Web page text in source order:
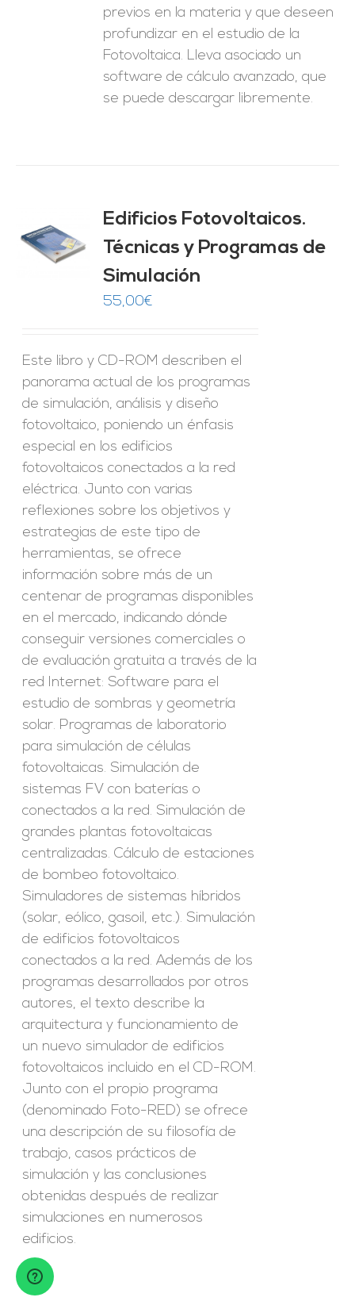
previos en la materia y que deseen
profundizar en el estudio de la
Fotovoltaica. Lleva asociado un
software de cálculo avanzado, que
se puede descargar libremente.
Edificios Fotovoltaicos.
Técnicas y Programas de
Simulación
55,00€
Este libro y CD-ROM describen el
panorama actual de los programas
de simulación, análisis y diseño
fotovoltaico, poniendo un énfasis
especial en los edificios
fotovoltaicos conectados a la red
eléctrica. Junto con varias
reflexiones sobre los objetivos y
estrategias de este tipo de
herramientas, se ofrece
información sobre más de un
centenar de programas disponibles
en el mercado, indicando dónde
conseguir versiones comerciales o
de evaluación gratuita a través de la
red Internet: Software para el
estudio de sombras y geometría
solar. Programas de laboratorio
para simulación de células
fotovoltaicas. Simulación de
sistemas FV con baterías o
conectados a la red. Simulación de
grandes plantas fotovoltaicas
centralizadas. Cálculo de estaciones
de bombeo fotovoltaico.
Simuladores de sistemas híbridos
(solar, eólico, gasoil, etc.). Simulación
de edificios fotovoltaicos
conectados a la red. Además de los
programas desarrollados por otros
autores, el texto describe la
arquitectura y funcionamiento de
un nuevo simulador de edificios
fotovoltaicos incluido en el CD-ROM.
Junto con el propio programa
(denominado Foto-RED) se ofrece
una descripción de su filosofía de
trabajo, casos prácticos de
simulación y las conclusiones
obtenidas después de realizar
simulaciones en numerosos
edificios.